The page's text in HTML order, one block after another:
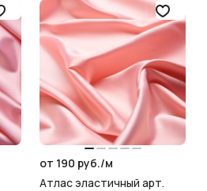
от 190 руб./м
Атлас эластичный арт.